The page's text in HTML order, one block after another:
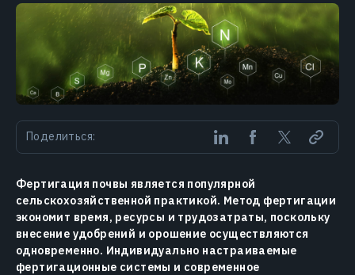
Поделиться:
Фертигация почвы является популярной
сельскохозяйственной практикой. Метод фертигации
экономит время, ресурсы и трудозатраты, поскольку
внесение удобрений и орошение осуществляются
одновременно. Индивидуально настраиваемые
фертигационные системы и современное